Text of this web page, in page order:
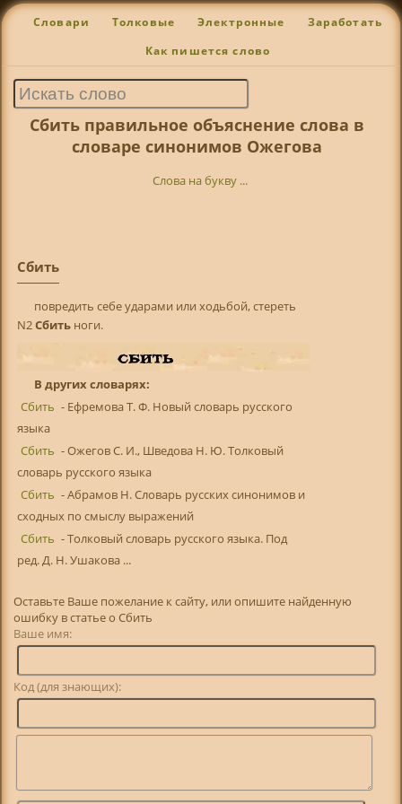
Словари Толковые Электронные Заработать
Как пишется слово
Сбить правильное объяснение слова в
словаре синонимов Ожегова
Слова на букву ...
Сбить
повредить себе ударами или ходьбой, стереть
N2Сбить ноги.
В других словарях:
Сбить - Ефремова Т. Ф. Новый словарь русского
языка
Сбить - Ожегов С. И., Шведова Н. Ю. Толковый
словарь русского языка
Сбить - Абрамов Н. Словарь русских синонимов и
сходных по смыслу выражений
Сбить - Толковый словарь русского языка. Под
ред. Д. Н. Ушакова ...
Оставьте Ваше пожелание к сайту, или опишите найденную
ошибку в статье о Сбить
Ваше имя:
Код (для знающих):